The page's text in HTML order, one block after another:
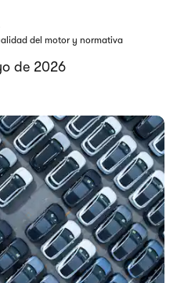
del motor y normativa
de 2026